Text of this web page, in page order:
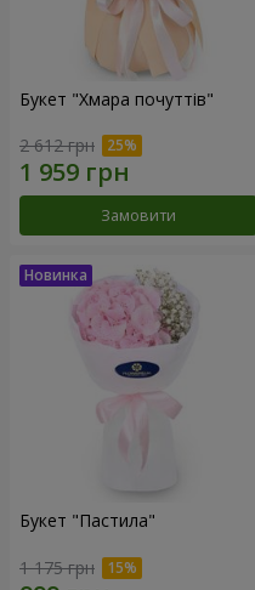
Букет "Хмара почуттів"
2 612 грн
Замовити
Букет "Пастила"
1 175 грн